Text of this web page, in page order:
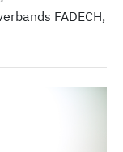
FADECH,